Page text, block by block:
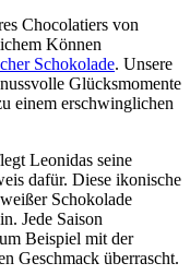
Chocolatiers von
Können
Schokolade. Unsere
Glücksmomente
einem erschwinglichen
Leonidas seine
dafür. Diese ikonische
Schokolade
Jede Saison
Beispiel mit der
Geschmack überrascht.